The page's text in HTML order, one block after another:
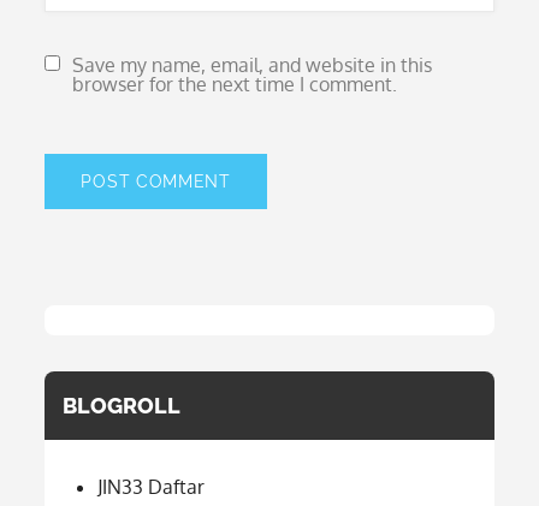
Save my name, email, and website in this
browser for the next time I comment.
BLOGROLL
JIN33 Daftar